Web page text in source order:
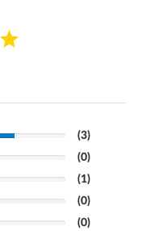
(3)
(0)
(1)
(0)
(0)